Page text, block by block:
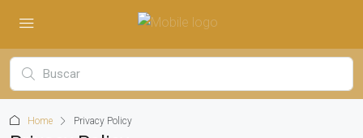
Home Privacy Policy